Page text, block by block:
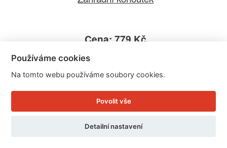
Cena: 779 Kč
Doručíme do: 12.8.
Používáme cookies
Na tomto webu používáme soubory cookies.
Povolit vše
Detailní nastavení